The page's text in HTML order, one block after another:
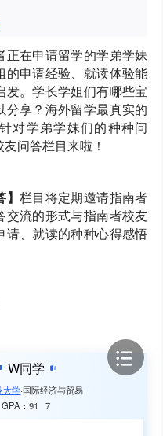
正在申请留学的学弟学妹
的申请经验、就读体验能
发。学长学姐们有哪些宝
分享？海外留学最真实的
对学弟学妹们的种种问
问答栏目来啦！
栏目将定期邀请指南者
交流的形式与指南者校友
请、就读的种种心得感悟
W同学
大学 国际经济与贸易
GPA：91 7